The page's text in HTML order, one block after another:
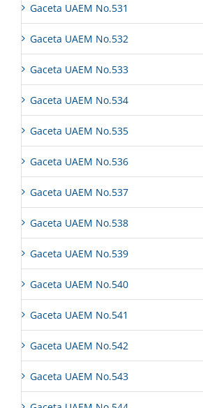
Gaceta UAEM No.531
Gaceta UAEM No.532
Gaceta UAEM No.533
Gaceta UAEM No.534
Gaceta UAEM No.535
Gaceta UAEM No.536
Gaceta UAEM No.537
Gaceta UAEM No.538
Gaceta UAEM No.539
Gaceta UAEM No.540
Gaceta UAEM No.541
Gaceta UAEM No.542
Gaceta UAEM No.543